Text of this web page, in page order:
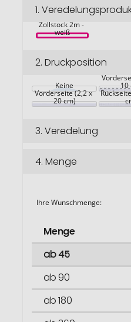
Bildgalerie
springen
1.
Zollstock 2m -
weiß
2. Druckposition
Keine 10
Vorderseite (2,2 x
20 cm)
3. Veredelung
4. Menge
Ihre Wunschmenge:
Menge
ab 45
ab 90
ab 180